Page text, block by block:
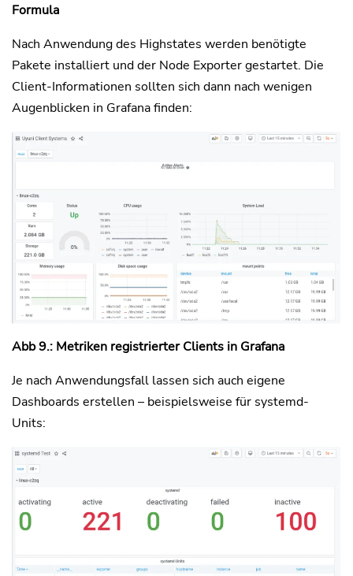
Formula
Nach Anwendung des Highstates werden benötigte
Pakete installiert und der Node Exporter gestartet. Die
Client-Informationen sollten sich dann nach wenigen
Augenblicken in Grafana finden:
Abb 9.: Metriken registrierter Clients in Grafana
Je nach Anwendungsfall lassen sich auch eigene
Dashboards erstellen – beispielsweise für systemd-
Units: